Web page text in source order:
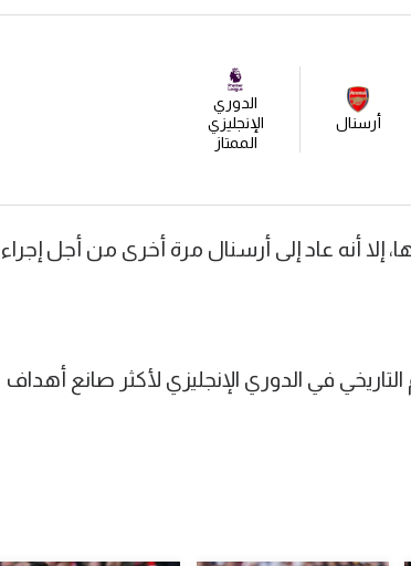
أرسنال
الدوري
الإنجليزي
الممتاز
أنه عاد إلى أرسنال مرة أخرى من أجل إجراء
في الدوري الإنجليزي لأكثر صانع أهداف